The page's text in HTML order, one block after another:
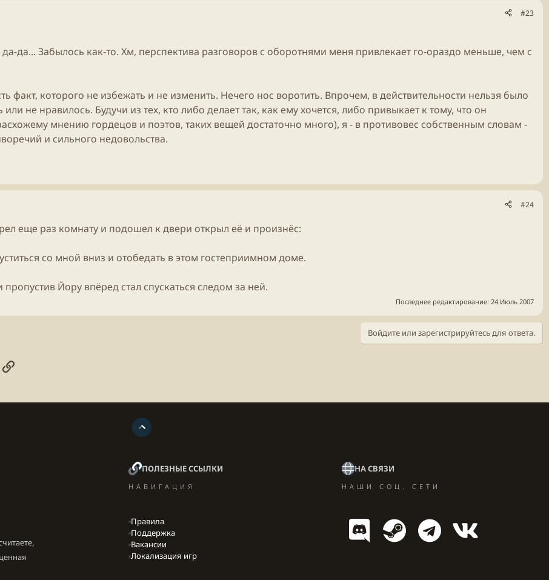
#23
да... Забылось как-то. Хм, перспектива разговоров с оборотнями меня привлекает го-ораздо меньше, чем с
факт, которого не избежать и не изменить. Нечего нос воротить. Впрочем, в действительности нельзя было
или не нравилось. Будучи из тех, кто либо делает так, как ему хочется, либо привыкает к тому, что он
мнению гордецов и поэтов, таких вещей достаточно много), я - в противовес собственным словам -
и сильного недовольства.
#24
еще раз комнату и подошел к двери открыл её и произнёс:
со мной вниз и отобедать в этом гостеприимном доме.
Йору впёред стал спускаться следом за ней.
Последнее редактирование: 24 Июль 2007
Войдите или зарегистрируйтесь для ответа.
почта
Ссылка
ПОЛЕЗНЫЕ ССЫЛКИ
НАВИГАЦИЯ
Правила
Поддержка
Вакансии
Локализация игр
НА СВЯЗИ
НАШИ СОЦ. СЕТИ